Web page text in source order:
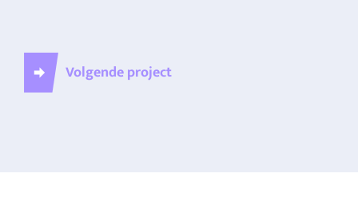
Volgende project